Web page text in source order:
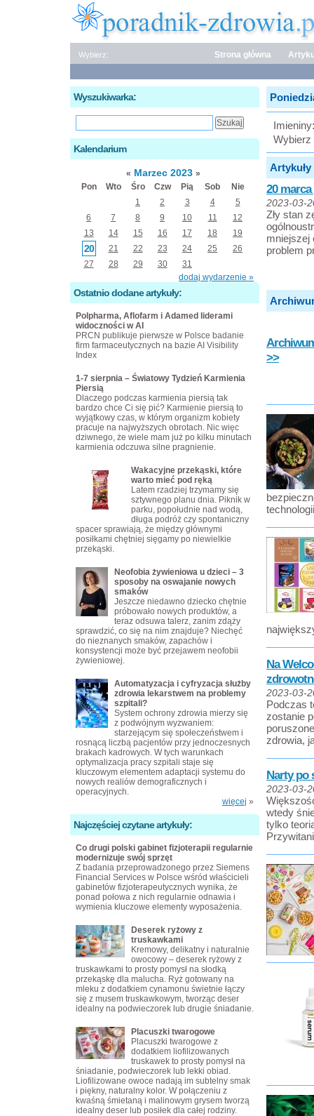
Wybierz: Strona główna
Wybierz
20
2023-03-
Zły stan
mniejszej
problem
>>
Na
2023-03-
Podczas
zostanie
zdrowia,
Narty po
2023-03-
wtedy
tylko
Wyszukiwarka:
Kalendarium
« Marzec 2023 »
Pon
Wto Śro Czw Pią Sob
Nie
1
2 3 4
5
6
7 8 9 10 11
12
13
14 15 16 17 18 19
20 21 22 23 24 25
26
27
28 29 30
31
dodaj wydarzenie »
Ostatnio dodane artykuły:
Polpharma, Aflofarm i Adamed liderami
widoczności w AI
PRCN publikuje pierwsze w Polsce badanie
firm farmaceutycznych na bazie AI Visibility
Index
1-7 sierpnia – Światowy Tydzień Karmienia
Piersią
Dlaczego podczas karmienia piersią tak
bardzo chce Ci się pić? Karmienie piersią to
wyjątkowy czas, w którym organizm kobiety
pracuje na najwyższych obrotach. Nic więc
dziwnego, że wiele mam już po kilku minutach
karmienia odczuwa silne pragnienie.
Wakacyjne przekąski, które
warto mieć pod ręką
Latem rzadziej trzymamy się
sztywnego planu dnia. Piknik w
parku, popołudnie nad wodą,
długa podróż czy spontaniczny
spacer sprawiają, że między głównymi
posiłkami chętniej sięgamy po niewielkie
przekąski.
Neofobia żywieniowa u dzieci – 3
sposoby na oswajanie nowych
smaków
Jeszcze niedawno dziecko chętnie
próbowało nowych produktów, a
teraz odsuwa talerz, zanim zdąży
sprawdzić, co się na nim znajduje? Niechęć
do nieznanych smaków, zapachów i
konsystencji może być przejawem neofobii
żywieniowej.
Automatyzacja i cyfryzacja służby
zdrowia lekarstwem na problemy
szpitali?
System ochrony zdrowia mierzy się
z podwójnym wyzwaniem:
starzejącym się społeczeństwem i
rosnącą liczbą pacjentów przy jednoczesnych
brakach kadrowych. W tych warunkach
optymalizacja pracy szpitali staje się
kluczowym elementem adaptacji systemu do
nowych realiów demograficznych i
operacyjnych.
więcej »
Najczęściej czytane artykuły:
Co drugi polski gabinet fizjoterapii regularnie
modernizuje swój sprzęt
Z badania przeprowadzonego przez Siemens
Financial Services w Polsce wśród właścicieli
gabinetów fizjoterapeutycznych wynika, że
ponad połowa z nich regularnie odnawia i
wymienia kluczowe elementy wyposażenia.
Deserek ryżowy z
truskawkami
Kremowy, delikatny i naturalnie
owocowy – deserek ryżowy z
truskawkami to prosty pomysł na słodką
przekąskę dla malucha. Ryż gotowany na
mleku z dodatkiem cynamonu świetnie łączy
się z musem truskawkowym, tworząc deser
idealny na podwieczorek lub drugie śniadanie.
Placuszki twarogowe
Placuszki twarogowe z
dodatkiem liofilizowanych
truskawek to prosty pomysł na
śniadanie, podwieczorek lub lekki obiad.
Liofilizowane owoce nadają im subtelny smak
i piękny, naturalny kolor. W połączeniu z
kwaśną śmietaną i malinowym grysem tworzą
idealny deser lub posiłek dla całej rodziny.